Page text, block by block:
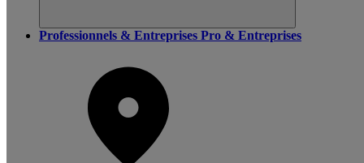
Professionnels & Entreprises Pro & Entreprises